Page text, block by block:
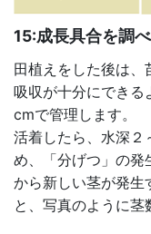
15:成長具合を調
田植えをした後は、
吸収が十分にできる
cmで管理します。
活着したら、水深
め、「分げつ」の発
から新しい茎が発生
と、写真のように茎